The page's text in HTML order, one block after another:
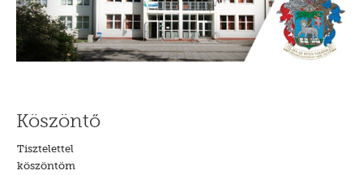
Köszöntő
Tisztelettel
köszöntöm